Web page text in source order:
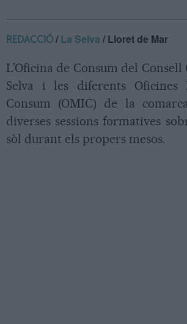
REDACCIÓ /La Selva / Lloret de Mar
L’Oficina de Consum del
Selva i les diferents Oficines
Consum (OMIC) de la
diverses sessions formatives
sòl durant els propers mesos.